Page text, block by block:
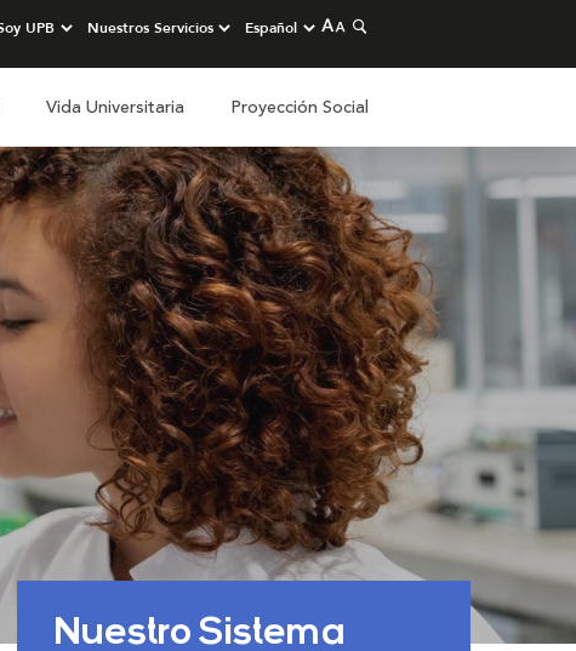
Vida Universitaria Proyección Social
Nuestro Sistema